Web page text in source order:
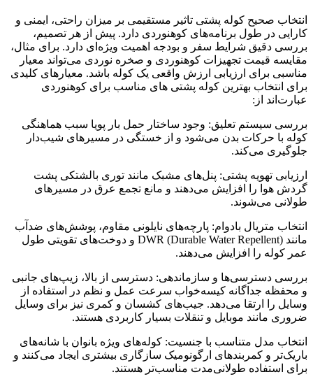
انتخاب صحیح کوله پشتی تاثیر مستقیمی بر میزان راحتی، ایمنی و
کارایی در طول برنامه‌های کوهنوردی دارد. پیش از هر تصمیم،
بررسی دقیق شرایط سفر و بودجه اهمیت ویژه‌ای دارد. برای مثال،
مقایسه قیمت تجهیزات کوهنوردی و صخره نوردی می‌تواند معیار
مناسبی برای ارزیابی ارزش واقعی یک کوله باشد. معیارهای کلیدی
برای انتخاب بهترین کوله پشتی های مناسب برای کوهنوردی
عبارت‌اند از:
بررسی سیستم تعلیق: وجود ساختار حمل بار پویا سبب هماهنگی
کوله با حرکات بدن می‌شود و از خستگی در مسیرهای شیب‌دار
جلوگیری می‌کند.
ارزیابی تهویه پشتی: پنل‌های مشبک مانند توری بالشتکی پشت
گردش هوا را افزایش می‌دهند و مانع تجمع عرق در مسیرهای
طولانی می‌شوند.
انتخاب متریال بادوام: پارچه‌های نایلونی مقاوم، پوشش‌های ضدآب
مانند DWR (Durable Water Repellent) و دوخت‌های تقویتی طول
عمر کوله را افزایش می‌دهند.
بررسی دسترسی‌ها و سازماندهی: دسترسی از بالا، زیپ‌های جانبی
و محفظه جداگانه کیسه‌خواب سرعت عمل و نظم در استفاده از
وسایل را ارتقا می‌دهد. جیب‌های کشسان و کمری نیز برای وسایل
ضروری مانند موبایل و تنقلات بسیار کاربردی هستند.
انتخاب مدل متناسب با جنسیت: کوله‌های ویژه بانوان با شانه‌های
باریک‌تر و کمربندهای ارگونومیک سازگاری بیشتری ایجاد می‌کنند و
برای استفاده طولانی‌مدت مناسب‌تر هستند.